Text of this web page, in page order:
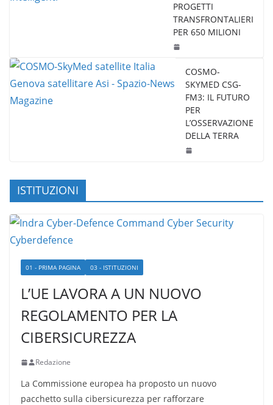
PROGETTI
TRANSFRONTALIERI
PER 650 MILIONI
COSMO-
SKYMED CSG-
FM3: IL FUTURO
PER
L’OSSERVAZIONE
DELLA TERRA
ISTITUZIONI
01 - PRIMA PAGINA 03 - ISTITUZIONI
L’UE LAVORA A UN NUOVO
REGOLAMENTO PER LA
CIBERSICUREZZA
Redazione
La Commissione europea ha proposto un nuovo
pacchetto sulla cibersicurezza per rafforzare